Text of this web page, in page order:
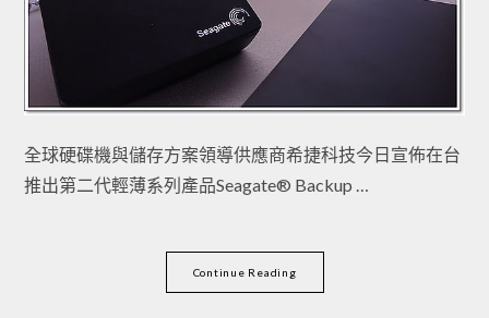
全球硬碟機與儲存方案領導供應商希捷科技今日宣佈在台
推出第二代輕薄系列產品Seagate® Backup …
Continue Reading